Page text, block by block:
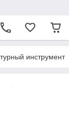
инструмент